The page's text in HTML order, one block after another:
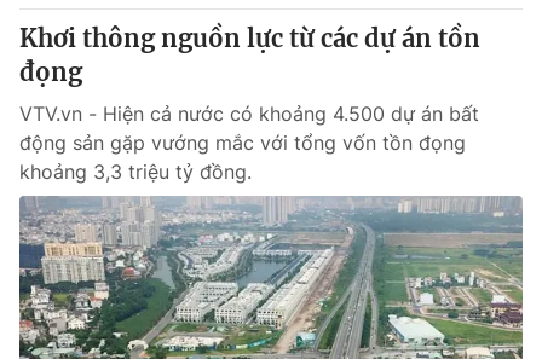
Khơi thông nguồn lực từ các dự án tồn
đọng
VTV.vn - Hiện cả nước có khoảng 4.500 dự án bất
động sản gặp vướng mắc với tổng vốn tồn đọng
khoảng 3,3 triệu tỷ đồng.